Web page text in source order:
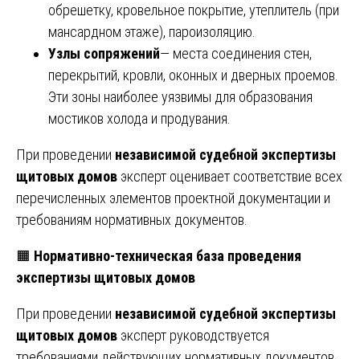
обрешетку, кровельное покрытие, утеплитель (при
мансардном этаже), пароизоляцию.
Узлы сопряжений— места соединения стен,
перекрытий, кровли, оконных и дверных проемов.
Эти зоны наиболее уязвимы для образования
мостиков холода и продувания.
При проведении независимой судебной экспертизы
щитовых домов эксперт оценивает соответствие всех
перечисленных элементов проектной документации и
требованиям нормативных документов.
🟧 Нормативно-техническая база проведения
экспертизы щитовых домов
При проведении независимой судебной экспертизы
щитовых домов эксперт руководствуется